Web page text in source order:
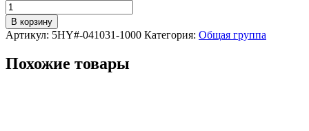
В корзину
Артикул: 5HY#-041031-1000 Категория: Общая группа
Похожие товары